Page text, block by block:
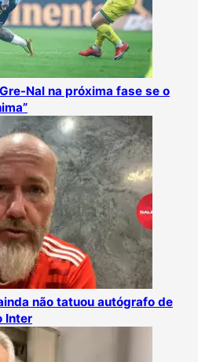
Nal na próxima fase se o
não tatuou autógrafo de
Inter